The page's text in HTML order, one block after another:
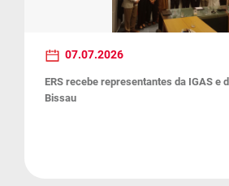
07.07.2026
ERS recebe representantes da IGAS e
Bissau